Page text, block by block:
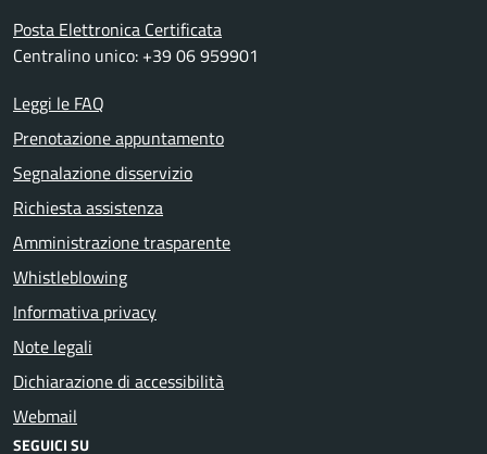
Posta Elettronica Certificata
Centralino unico: +39 06 959901
Leggi le FAQ
Prenotazione appuntamento
Segnalazione disservizio
Richiesta assistenza
Amministrazione trasparente
Whistleblowing
Informativa privacy
Note legali
Dichiarazione di accessibilità
Webmail
SEGUICI SU